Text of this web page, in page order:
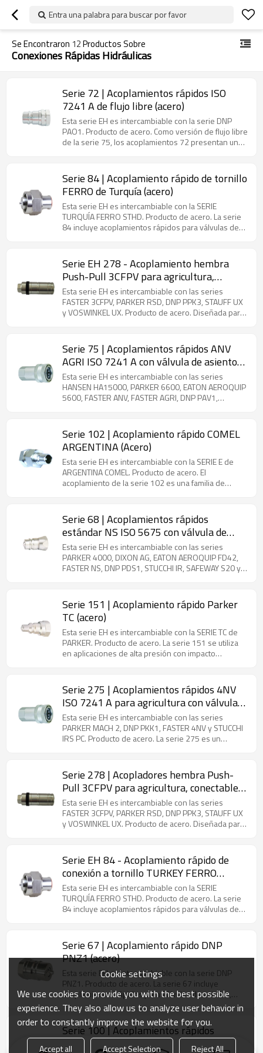
Entra una palabra para buscar por favor
Se Encontraron 12Productos Sobre
Conexiones Rápidas Hidráulicas
Serie 72 | Acoplamientos rápidos ISO
7241 A de flujo libre (acero)
Esta serie EH es intercambiable con la serie DNP
PAO1. Producto de acero. Como versión de flujo libre
de la serie 75, los acoplamientos 72 presentan un
pérdida de presión.
Serie 84 | Acoplamiento rápido de tornillo
FERRO de Turquía (acero)
Esta serie EH es intercambiable con la SERIE
TURQUÍA FERRO STHD. Producto de acero. La serie
84 incluye acoplamientos rápidos para válvulas de
Serie EH 278 - Acoplamiento hembra
Push-Pull 3CFPV para agricultura,
conectable con mitad macho bajo presión
residual (acero)
Esta serie EH es intercambiable con las series
FASTER 3CFPV, PARKER RSD, DNP PPK3, STAUFF UX
y VOSWINKEL UX. Producto de acero. Diseñada para
cumple con las estrictas normas ISO 7241-1 Serie A
e incorpora características de seguridad esenciales.
La innovadora función de desconexión proporciona
protección esencial contra daños al equipo al
desconectar automáticamente el componente
macho del acoplamiento cuando se somete a
mecanismo de seguridad garantiza la fiabilidad
operativa en aplicaciones agrícolas e industriales
exigentes donde puede producirse tensión
inesperada. Caudal máximo: 200 L/min.
Serie 75 | Acoplamientos rápidos ANV
AGRI ISO 7241 A con válvula de asiento
(acero)
Esta serie EH es intercambiable con las series
HANSEN HA15000, PARKER 6600, EATON AEROQUIP
5600, FASTER ANV, FASTER AGRI, DNP PAV1,
acoplador rápido de tipo vástago compatible con la
norma ISO 7241-1-A. Fabricada en acero al carbono
con revestimiento de zinc, garantiza
intercambiabilidad global y está disponible en
tamaños de ¼'' a 2''. Gracias a su versatilidad, la serie
75 se utiliza ampliamente en sistemas hidráulicos,
Serie 102 | Acoplamiento rápido COMEL
ARGENTINA (Acero)
Esta serie EH es intercambiable con la SERIE E de
ARGENTINA COMEL. Producto de acero. El
acoplamiento de la serie 102 es una familia de
manual proporciona mayor seguridad contra
desconexiones involuntarias. Disponibles con
válvulas de acero y latón.
Serie 68 | Acoplamientos rápidos
estándar NS ISO 5675 con válvula de
bola (acero)
Esta serie EH es intercambiable con las series
PARKER 4000, DIXON AG, EATON AEROQUIP FD42,
FASTER NS, DNP PDS1, STUCCHI IR, SAFEWAY S20 y
bola de uso general con desconexión rápida. Cumple
con la norma ISO-7241-A (solo tamaño de cuerpo
de 1/2"). Los demás tamaños de cuerpo son
intercambiables con las series PARKER 4000 y
Faster NS. Tenga en cuenta que el tamaño de 3/4"
de la serie FASTER NS es diferente del tamaño de
Serie 151 | Acoplamiento rápido Parker
TC (acero)
Esta serie EH es intercambiable con la SERIE TC de
PARKER. Producto de acero. La serie 151 se utiliza
en aplicaciones de alta presión con impacto
equipos de mudanzas, equipos de construcción y
mantenimiento ferroviario.
Serie 275 | Acoplamientos rápidos 4NV
ISO 7241 A para agricultura con válvula
de alivio de presión (acero)
Esta serie EH es intercambiable con las series
PARKER MACH 2, DNP PKK1, FASTER 4NV y STUCCHI
IRS PC. Producto de acero. La serie 275 es un
con revestimiento de zinc, garantiza su
intercambiabilidad global y está disponible en
tamaños de ¼" a 2". Gracias a su versatilidad, la serie
275 se utiliza ampliamente en sistemas hidráulicos,
especialmente en aplicaciones agrícolas e
industriales. Permite la conexión bajo presión, tanto
Serie 278 | Acopladores hembra Push-
Pull 3CFPV para agricultura, conectables
con la mitad macho bajo presión residual
(acero)
Esta serie EH es intercambiable con las series
FASTER 3CFPV, PARKER RSD, DNP PPK3, STAUFF UX
y VOSWINKEL UX. Producto de acero. Diseñada para
cumple con las estrictas normas ISO 7241-1 Serie A
e incorpora características de seguridad esenciales.
La innovadora función de desconexión proporciona
protección esencial contra daños al equipo al
desconectar automáticamente el componente
macho del acoplamiento cuando se somete a
mecanismo de seguridad garantiza la fiabilidad
operativa en aplicaciones agrícolas e industriales
exigentes donde puede producirse tensión
inesperada. Caudal máximo: 200 L/min.
Serie EH 84 - Acoplamiento rápido de
conexión a tornillo TURKEY FERRO
(acero)
Esta serie EH es intercambiable con la SERIE
TURQUÍA FERRO STHD. Producto de acero. La serie
84 incluye acoplamientos rápidos para válvulas de
Serie 67 | Acoplamiento rápido DNP
PNZ1 (acero)
Esta serie EH es intercambiable con la serie DNP
PNZ1. Producto de acero. La serie 67 incluye
acoplamientos rápidos para válvulas de asiento,
especializados para Australia y Nueva Zelanda.
Serie 100 | Acoplamientos rápidos
modelo Nordic TEMA (acero)
Cookie settings
We use cookies to provide you with the best possible
experience. They also allow us to analyze user behavior in
order to constantly improve the website for you.
Accept all Accept Selection Reject All